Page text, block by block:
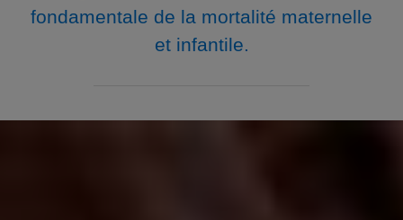
fondamentale de la mortalité maternelle
et infantile.